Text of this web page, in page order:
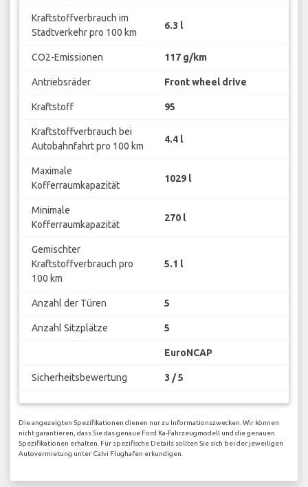
Kraftstoffverbrauch im
Stadtverkehr pro 100 km
6.3 l
CO2-Emissionen 117 g/km
Antriebsräder Front wheel drive
Kraftstoff 95
Kraftstoffverbrauch bei
Autobahnfahrt pro 100 km
4.4 l
Maximale
Kofferraumkapazität
1029 l
Minimale
Kofferraumkapazität
270 l
Gemischter
Kraftstoffverbrauch pro
100 km
5.1 l
Anzahl der Türen 5
Anzahl Sitzplätze 5
EuroNCAP
Sicherheitsbewertung 3 / 5
Die angezeigten Spezifikationen dienen nur zu Informationszwecken. Wir können
nicht garantieren, dass Sie das genaue Ford Ka-Fahrzeugmodell und die genauen
Spezifikationen erhalten. Für spezifische Details sollten Sie sich bei der jeweiligen
Autovermietung unter Calvi Flughafen erkundigen.